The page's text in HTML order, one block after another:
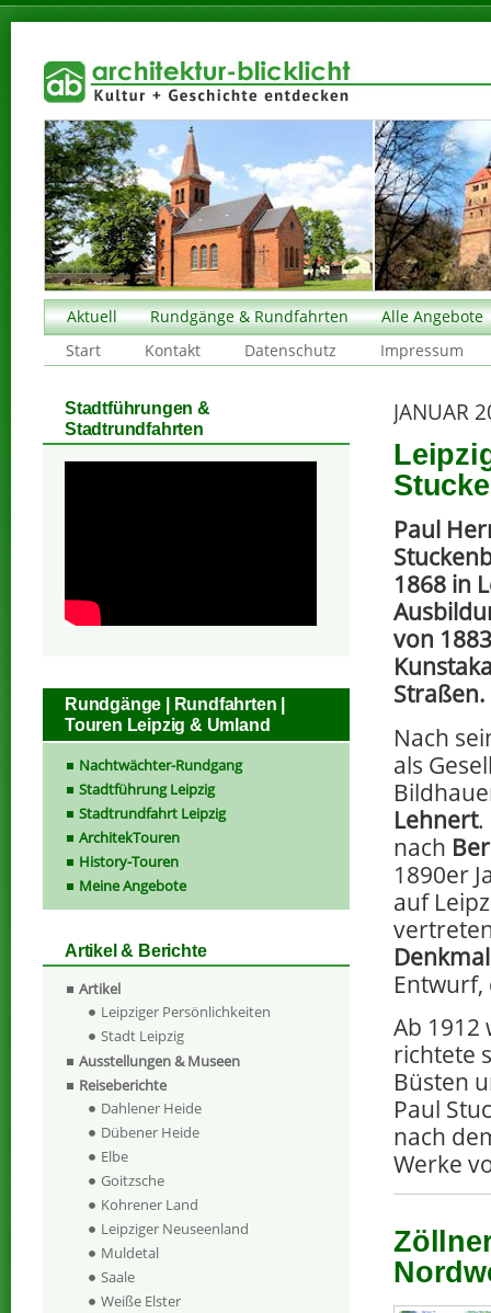
Aktuell Rundgänge & Rundfahrten
Alle Angebote
Start
Kontakt Datenschutz Impressum
JANUAR
Paul
1868 in
von
Straßen.
Nach
als
Lehnert.
nach
1890er
auf
Ab 1912
richtete
Büsten
Paul
nach
Werke
Stadtführungen &
Stadtrundfahrten
Rundgänge | Rundfahrten |
Touren Leipzig & Umland
Nachtwächter-Rundgang
Stadtführung Leipzig
Stadtrundfahrt Leipzig
ArchitekTouren
History-Touren
Meine Angebote
Artikel & Berichte
Artikel
Leipziger Persönlichkeiten
Stadt Leipzig
Ausstellungen & Museen
Reiseberichte
Dahlener Heide
Dübener Heide
Elbe
Goitzsche
Kohrener Land
Leipziger Neuseenland
Muldetal
Saale
Weiße Elster